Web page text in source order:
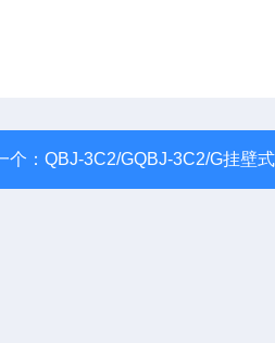
个： QBJ-3C2/GQBJ-3C2/G挂壁式智